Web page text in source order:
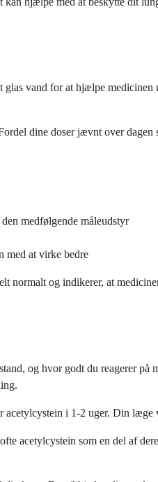
vand for at hjælpe
dine doser jævnt over
medfølgende måleudstyr
med at virke bedre
og indikerer, at
og hvor godt du reagerer
i 1-2 uger. Din
acetylcystein som en del af